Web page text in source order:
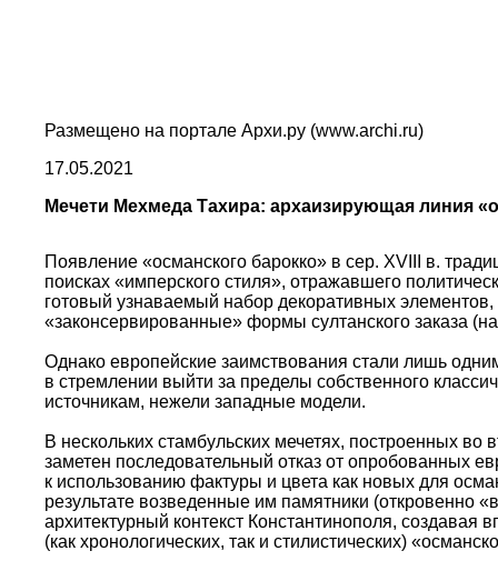
Размещено на портале Архи.ру (www.archi.ru)
17.05.2021
Мечети Мехмеда Тахира: архаизирующая линия
Появление «османского барокко» в сер. XVIII в.
поисках «имперского стиля», отражавшего
готовый узнаваемый набор декоративных
«законсервированные» формы султанского заказа
Однако европейские заимствования стали лишь
в стремлении выйти за пределы собственного
источникам, нежели западные модели.
В нескольких стамбульских мечетях, построенных
заметен последовательный отказ от опробованных
к использованию фактуры и цвета как новых для
результате возведенные им памятники (откровенно
архитектурный контекст Константинополя,
(как хронологических, так и стилистических)